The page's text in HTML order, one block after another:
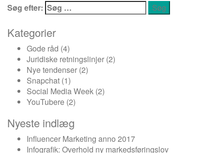
Søg efter:
Kategorier
Gode råd (4)
Juridiske retningslinjer (2)
Nye tendenser (2)
Snapchat (1)
Social Media Week (2)
YouTubere (2)
Nyeste indlæg
Influencer Marketing anno 2017
Infografik: Overhold ny markedsføringslov